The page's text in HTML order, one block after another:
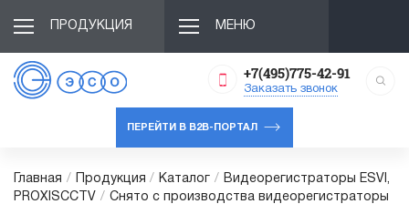
ПРОДУКЦИЯ МЕНЮ
+7(495)775-42-91
Заказать звонок
ПЕРЕЙТИ В B2B-ПОРТАЛ
Главная / Продукция / Каталог /
Видеорегистраторы ESVI,
PROXISCCTV / Снято с производства видеорегистраторы